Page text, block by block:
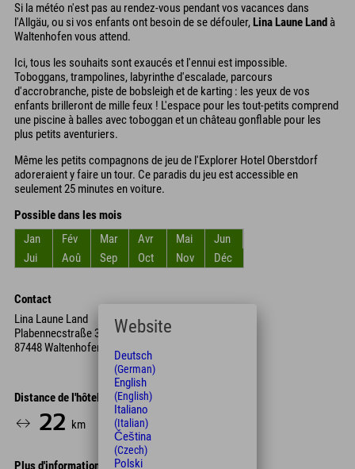
Si la météo n'est pas au rendez-vous pendant vos vacances dans
l'Allgäu, ou si vos enfants ont besoin de se défouler,Lina Laune Land à
Waltenhofen vous attend.
Ici, tous les souhaits sont exaucés et l'ennui est impossible.
Toboggans, trampolines, labyrinthe d'escalade, parcours
d'accrobranche, piste de bobsleigh et de karting : les yeux de vos
enfants brilleront de mille feux ! L'espace pour les tout-petits comprend
une piscine à balles avec toboggan et un château gonflable pour les
plus petits aventuriers.
Même les petits compagnons de jeu de l'Explorer Hotel Oberstdorf
adoreraient y faire un tour. Ce paradis du jeu est accessible en
seulement 25 minutes en voiture.
Possible dans les mois
Jan
Fév Mar Avr Mai
Jun
Jui
Aoû Sep Oct Nov Déc
Contact
Lina Laune Land
Plabennecstraße 30
87448 Waltenhofen
Distance de l'hôtel
22 km 20
Plus d'informations
Website
Deutsch
(German)
English
(English)
Italiano
(Italian)
Čeština
(Czech)
Polski